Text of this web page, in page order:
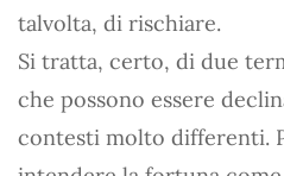
talvolta, di rischiare.
Si tratta, certo, di due
che possono essere
contesti molto differenti.